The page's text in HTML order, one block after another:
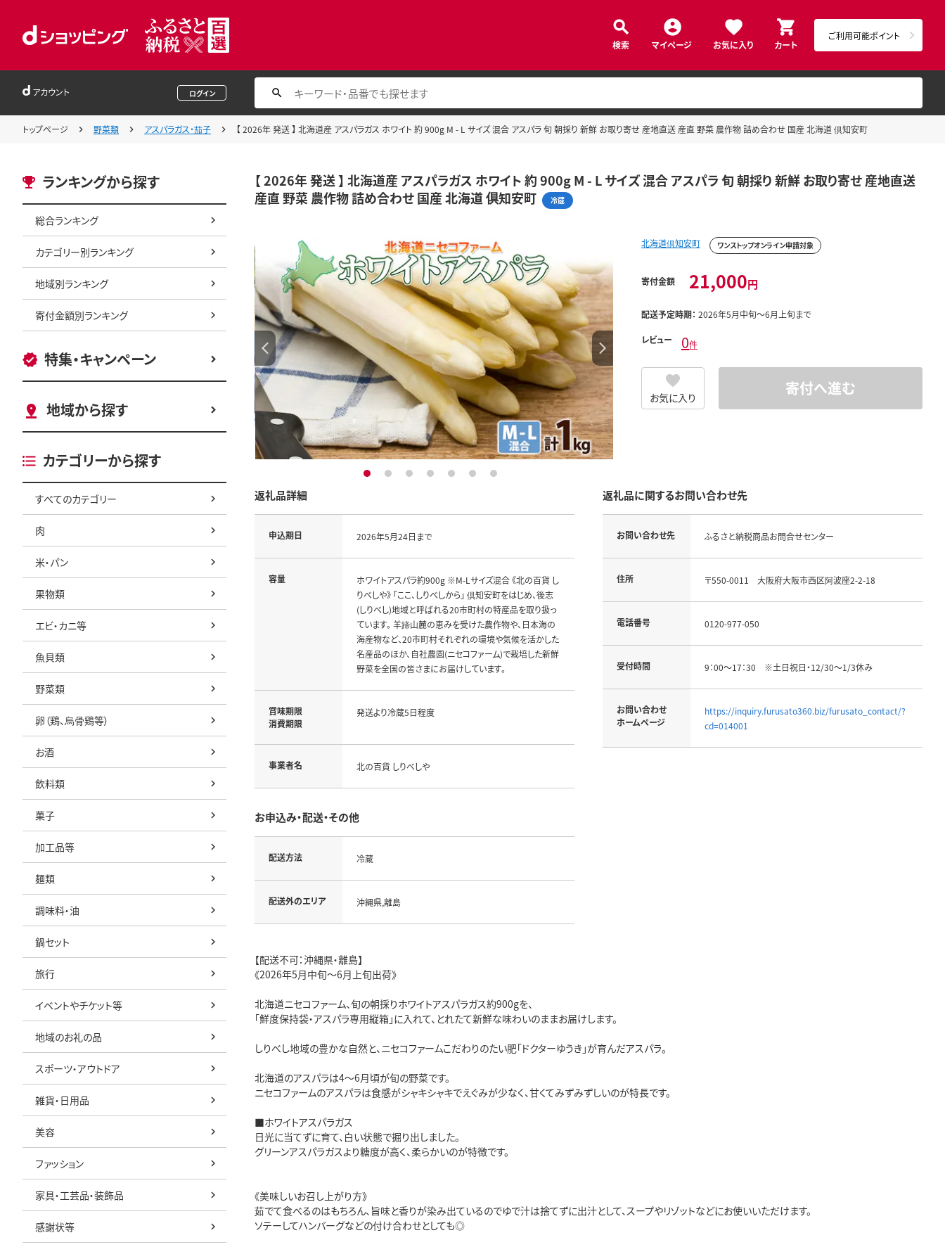
検索 マイページ お気に入り カート
ご利用可能ポイント
アカウント ログイン
トップページ 野菜類 アスパラガス・茄子 【 2026年 発送 】 北海道産 アスパラガス ホワイト 約 900g M - L サイズ 混合 アスパラ 旬 朝採り 新鮮 お取り寄せ 産地直送 産直 野菜 農作物 詰め合わせ 国産 北海道 倶知安町
ランキングから探す
総合ランキング
カテゴリー別ランキング
地域別ランキング
寄付金額別ランキング
特集・キャンペーン
地域から探す
カテゴリーから探す
すべてのカテゴリー
肉
米・パン
果物類
エビ・カニ等
魚貝類
野菜類
卵（鶏、烏骨鶏等）
お酒
飲料類
菓子
加工品等
麺類
調味料・油
鍋セット
旅行
イベントやチケット等
地域のお礼の品
スポーツ・アウトドア
雑貨・日用品
美容
ファッション
家具・工芸品・装飾品
感謝状等
【 2026年 発送 】 北海道産 アスパラガス ホワイト 約 900g M - L サイズ 混合 アスパラ 旬 朝採り 新鮮 お取り寄せ 産地直送
産直 野菜 農作物 詰め合わせ 国産 北海道 倶知安町
冷蔵
1 2 3 4 5 6 7
北海道倶知安町 ワンストップオンライン申請対象
寄付金額 21,000円
配送予定時期： 2026年5月中旬～6月上旬まで
レビュー 0件
お気に入り 寄付へ進む
返礼品詳細
申込期日 2026年5月24日まで
容量
ホワイトアスパラ約900g ※M-Lサイズ混合 《北の百貨 し
りべしや》 「ここ、しりべしから」 倶知安町をはじめ、後志
(しりべし)地域と呼ばれる20市町村の特産品を取り扱っ
ています。 羊蹄山麓の恵みを受けた農作物や、日本海の
海産物など、20市町村それぞれの環境や気候を活かした
名産品のほか、自社農園(ニセコファーム)で栽培した新鮮
野菜を全国の皆さまにお届けしています。
賞味期限
消費期限
発送より冷蔵5日程度
事業者名 北の百貨 しりべしや
お申込み・配送・その他
配送方法 冷蔵
配送外のエリア 沖縄県,離島
返礼品に関するお問い合わせ先
お問い合わせ先 ふるさと納税商品お問合せセンター
住所 〒550-0011 大阪府大阪市西区阿波座2-2-18
電話番号 0120-977-050
受付時間 9：00～17：30 ※土日祝日・12/30～1/3休み
お問い合わせ
ホームページ
https://inquiry.furusato360.biz/furusato_contact/?
cd=014001
【配送不可：沖縄県・離島】
《2026年5月中旬～6月上旬出荷》
北海道ニセコファーム、旬の朝採りホワイトアスパラガス約900gを、
「鮮度保持袋・アスパラ専用縦箱」に入れて、とれたて新鮮な味わいのままお届けします。
しりべし地域の豊かな自然と、ニセコファームこだわりのたい肥「ドクターゆうき」が育んだアスパラ。
北海道のアスパラは4～6月頃が旬の野菜です。
ニセコファームのアスパラは食感がシャキシャキでえぐみが少なく、甘くてみずみずしいのが特長です。
■ホワイトアスパラガス
日光に当てずに育て、白い状態で掘り出しました。
グリーンアスパラガスより糖度が高く、柔らかいのが特徴です。
《美味しいお召し上がり方》
茹でて食べるのはもちろん、旨味と香りが染み出ているのでゆで汁は捨てずに出汁として、スープやリゾットなどにお使いいただけます。
ソテーしてハンバーグなどの付け合わせとしても◎